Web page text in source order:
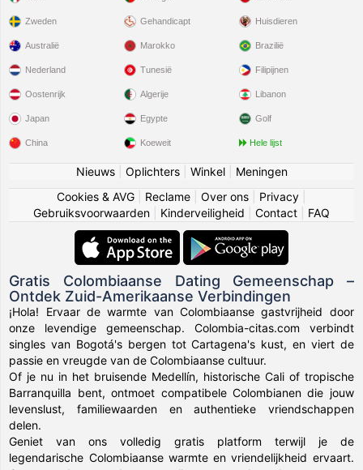
Zweden Gehandicapt Huisdieren
Australië
Nederland
Oostenrijk
Japan
China
Marokko
Tunesië
Algerije
Egypte
Koeweit
Brazilië
Filipijnen
Libanon
Golf
Hele lijst
Nieuws| Oplichters| Winkel| Meningen
Cookies & AVG
Reclame Over ons Privacy
Gebruiksvoorwaarden
Kinderveiligheid Contact FAQ
Gratis Colombiaanse Dating Gemeenschap –
Ontdek Zuid-Amerikaanse Verbindingen
¡Hola! Ervaar de warmte van Colombiaanse gastvrijheid door
onze levendige gemeenschap. Colombia-citas.com verbindt
singles van Bogotá's bergen tot Cartagena's kust, en viert de
passie en vreugde van de Colombiaanse cultuur.
Of je nu in het bruisende Medellín, historische Cali of tropische
Barranquilla bent, ontmoet compatibele Colombianen die jouw
levenslust, familiewaarden en authentieke vriendschappen
delen.
Geniet van ons volledig gratis platform terwijl je de
legendarische Colombiaanse warmte en vriendelijkheid ervaart.